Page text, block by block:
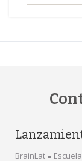
BrainLat